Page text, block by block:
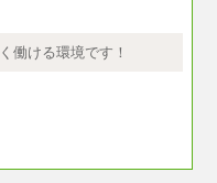
上、当社規程により決
更はございません。
働ける環境です！